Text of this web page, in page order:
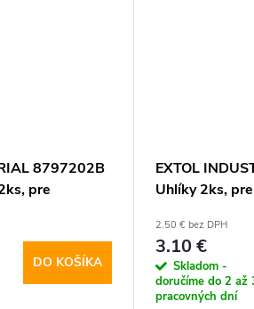
8797202B
pre
DO KOŠÍKA
EXTOL
Uhlíky 2ks,
2.50 € bez DPH
3.10 €
Skladom -
doručíme do 2 až
pracovných dní